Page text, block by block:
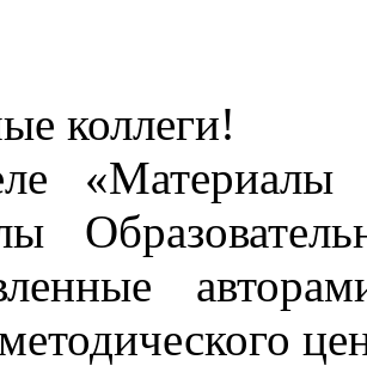
коллеги!
«Материалы